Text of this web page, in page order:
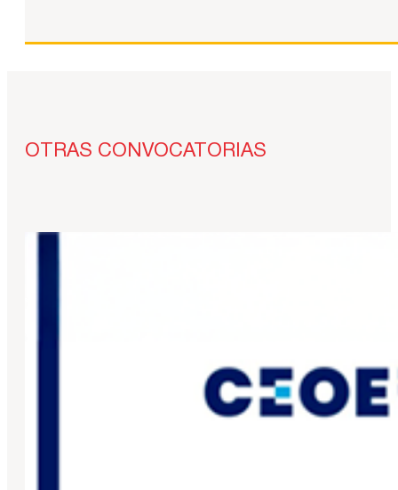
OTRAS CONVOCATORIAS